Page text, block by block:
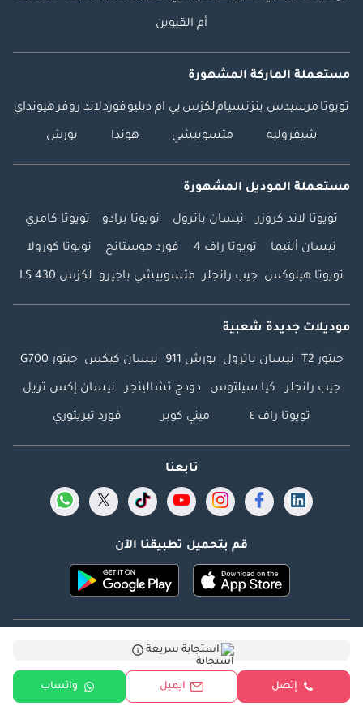
استجابة سريعة
إتصل ايميل واتساب
أم القيوين
مستعملة الماركة المشهورة
تويوتا مرسيدس بنزنسياملكزس بي ام دبليوفوردلاند روفرهيونداي
شيفروليه متسوبيشي هوندا بورش
مستعملة الموديل المشهورة
تويوتا لاند كروزر نيسان باترول تويوتا برادو تويوتا كامري
نيسان ألتيما تويوتا راف 4 فورد موستانج تويوتا كورولا
تويوتا هيلوكس جيب رانجلر متسوبيشي باجيرو لكزس LS 430
موديلات جديدة شعبية
جيتور T2 نيسان باترول بورش 911 نيسان كيكس جيتور G700
جيب رانجلر كيا سيلتوس دودج تشالينجر نيسان إكس تريل
تويوتا راف ٤ ميني كوبر فورد تيريتوري
تابعنا
قم بتحميل تطبيقنا الآن
Dubicars.com @ 2026. جميع الحقوق محفوظة.
العنوان: 2114 ، برج شذى ، المدينة الإعلامية ، دبي ، الإمارات